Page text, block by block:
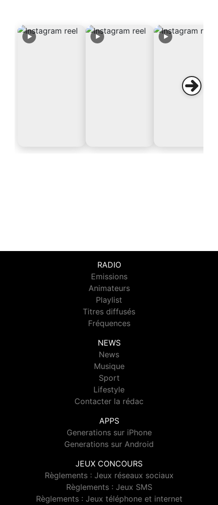
RADIO
Emissions
Animateurs
Playlist
Titres diffusés
Fréquences
NEWS
News
Musique
Sport
Lifestyle
Contacter la rédac
APPS
Generations sur iPhone
Generations sur Android
JEUX CONCOURS
Règlements : Jeux réseaux sociaux
Règlements : Jeux SMS
Règlements : Jeux téléphone et internet